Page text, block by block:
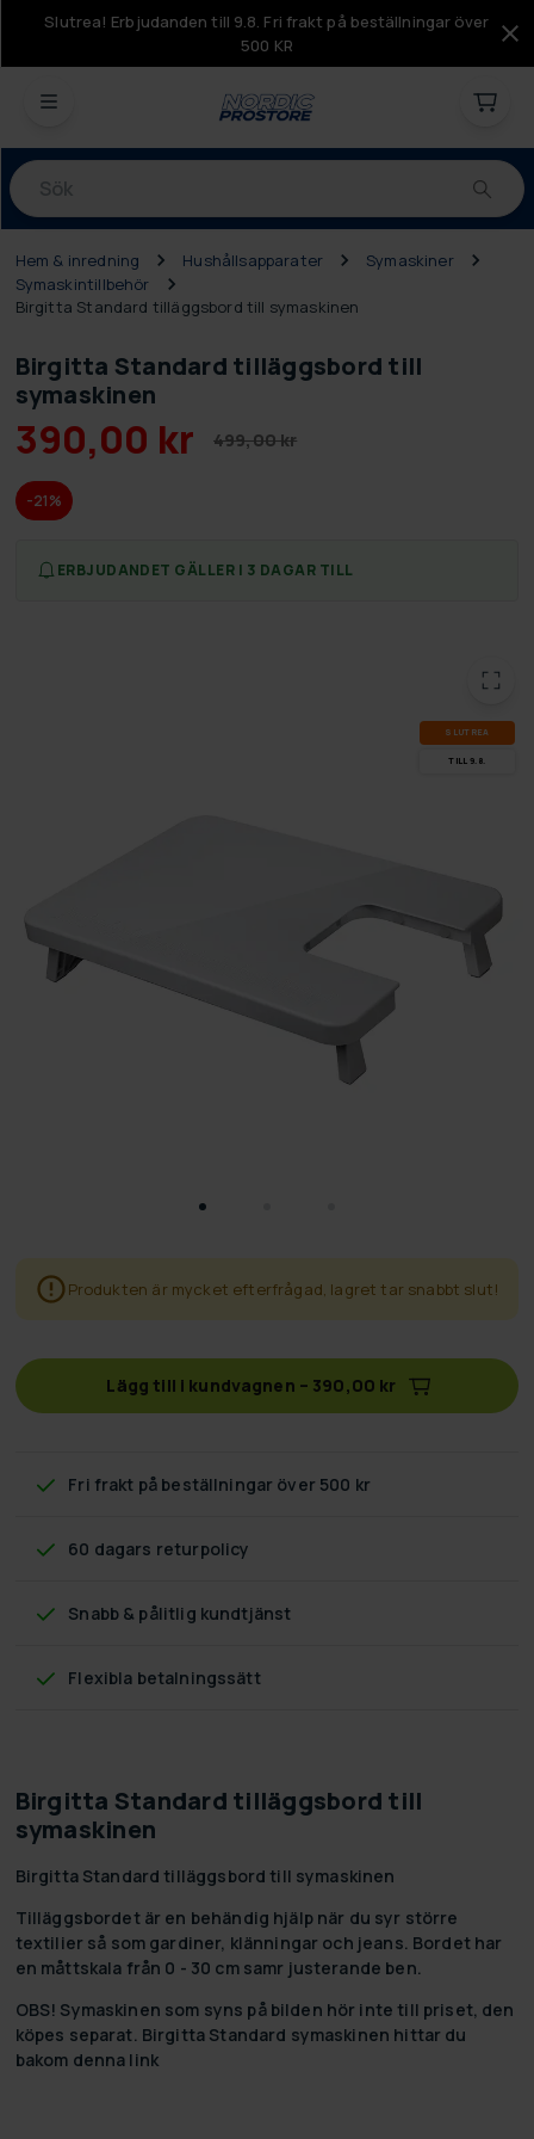
Slutrea! Erbjudanden till 9.8. Fri frakt på beställningar över
500 KR
Produkter
Hem & inredning Hushållsapparater
Symaskiner
Symaskintillbehör
Birgitta Standard tilläggsbord till symaskinen
Birgitta Standard tilläggsbord till
symaskinen
390,00 kr 499,00 kr
-21%
ERBJUDANDET GÄLLER I 3 DAGAR TILL
SLUT­REA
TILL 9.8.
Produkten är mycket efterfrågad, lagret tar snabbt slut!
Lägg till i kundvagnen – 390,00 kr
Fri frakt på beställningar över 500 kr
60 dagars returpolicy
Snabb & pålitlig kundtjänst
Flexibla betalningssätt
Birgitta Standard tilläggsbord till
symaskinen
Birgitta Standard tilläggsbord till symaskinen
Tilläggsbordet är en behändig hjälp när du syr större
textilier så som gardiner, klänningar och jeans. Bordet har
en måttskala från 0 - 30 cm samr justerande ben.
OBS! Symaskinen som syns på bilden hör inte till priset, den
köpes separat. Birgitta Standard symaskinen hittar du
bakom denna link